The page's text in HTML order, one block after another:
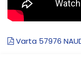
Varta 57976